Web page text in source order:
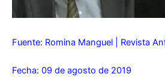
Fuente: Romina Manguel | Revista
Fecha: 09 de agosto de 2019